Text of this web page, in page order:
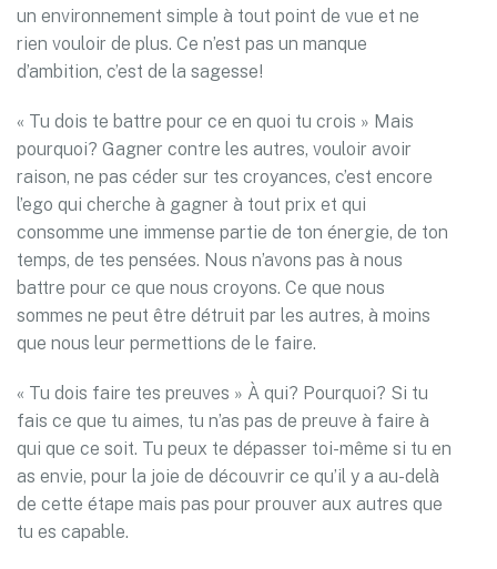
un environnement simple à tout point de vue et ne
rien vouloir de plus. Ce n’est pas un manque
d’ambition, c’est de la sagesse!
« Tu dois te battre pour ce en quoi tu crois » Mais
pourquoi? Gagner contre les autres, vouloir avoir
raison, ne pas céder sur tes croyances, c’est encore
l’ego qui cherche à gagner à tout prix et qui
consomme une immense partie de ton énergie, de ton
temps, de tes pensées. Nous n’avons pas à nous
battre pour ce que nous croyons. Ce que nous
sommes ne peut être détruit par les autres, à moins
que nous leur permettions de le faire.
« Tu dois faire tes preuves » À qui? Pourquoi? Si tu
fais ce que tu aimes, tu n’as pas de preuve à faire à
qui que ce soit. Tu peux te dépasser toi-même si tu en
as envie, pour la joie de découvrir ce qu’il y a au-delà
de cette étape mais pas pour prouver aux autres que
tu es capable.